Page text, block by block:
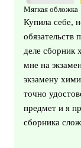
Мягкая обложка
Купила себе,
деле сборник
мне на
экзамену
точно
предмет и я
сборника